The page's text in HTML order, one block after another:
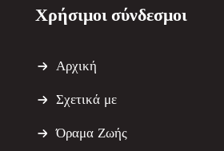
Χρήσιμοι σύνδεσμοι
Αρχική
Σχετικά με
Όραμα Ζωής